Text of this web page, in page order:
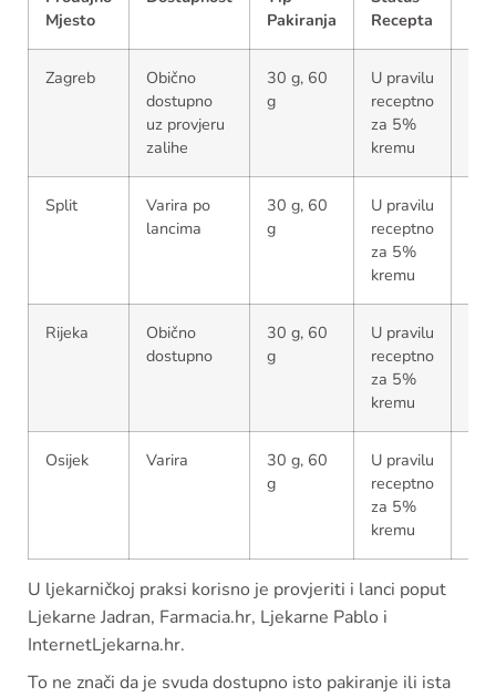
Mjesto
Pakiranja
Recepta
Zagreb
Obično
dostupno
uz provjeru
zalihe
30 g, 60
g
U pravilu
receptno
za 5%
kremu
Split
Varira po
lancima
30 g, 60
g
U pravilu
receptno
za 5%
kremu
Rijeka
Obično
dostupno
30 g, 60
g
U pravilu
receptno
za 5%
kremu
Osijek Varira
30 g, 60
g
U pravilu
receptno
za 5%
kremu
U ljekarničkoj praksi korisno je provjeriti i lanci poput
Ljekarne Jadran, Farmacia.hr, Ljekarne Pablo i
InternetLjekarna.hr.
To ne znači da je svuda dostupno isto pakiranje ili ista